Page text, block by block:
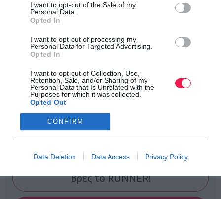
I want to opt-out of the Sale of my
Personal Data.
Opted In
I want to opt-out of processing my
Personal Data for Targeted Advertising.
Opted In
I want to opt-out of Collection, Use,
Retention, Sale, and/or Sharing of my
Personal Data that Is Unrelated with the
Purposes for which it was collected.
Opted Out
CONFIRM
Data Deletion Data Access Privacy Policy
Βρες το RUNNER!